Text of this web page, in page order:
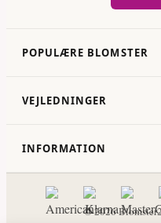
POPULÆRE BLOMSTER
VEJLEDNINGER
INFORMATION
© 2026